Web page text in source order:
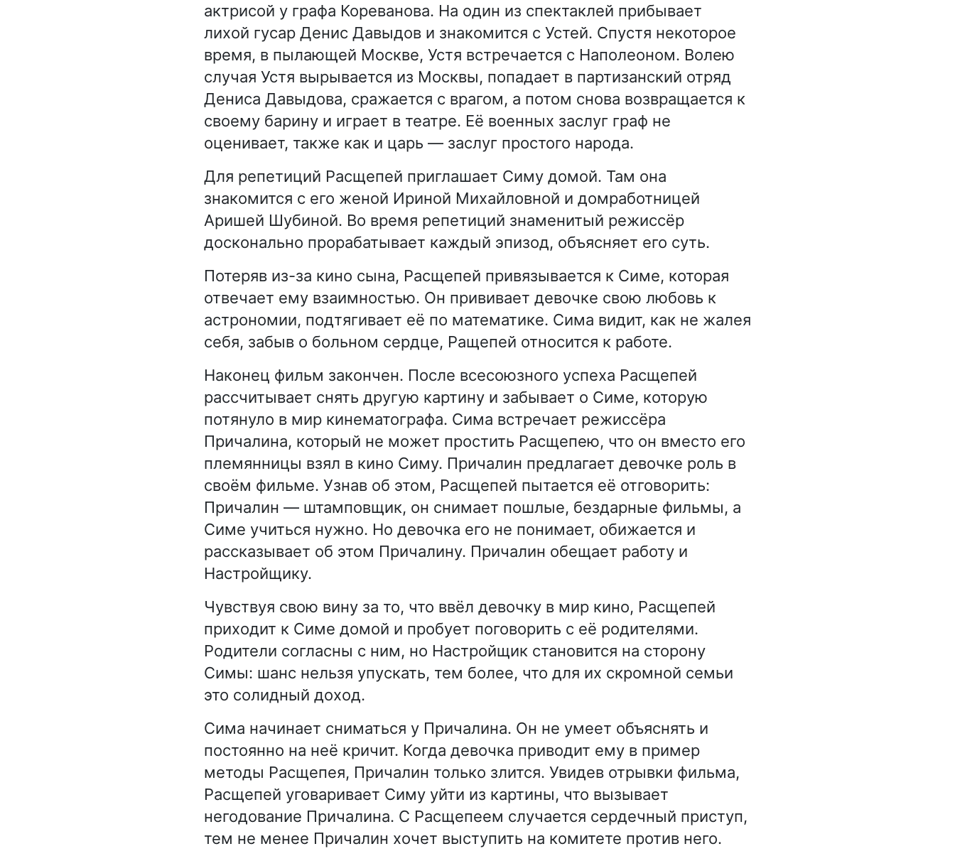
актрисой у графа Кореванова. На один из спектаклей прибывает
лихой гусар Денис Давыдов и знакомится с Устей. Спустя некоторое
время, в пылающей Москве, Устя встречается с Наполеоном. Волею
случая Устя вырывается из Москвы, попадает в партизанский отряд
Дениса Давыдова, сражается с врагом, а потом снова возвращается к
своему барину и играет в театре. Её военных заслуг граф не
оценивает, также как и царь — заслуг простого народа.
Для репетиций Расщепей приглашает Симу домой. Там она
знакомится с его женой Ириной Михайловной и домработницей
Аришей Шубиной. Во время репетиций знаменитый режиссёр
досконально прорабатывает каждый эпизод, объясняет его суть.
Потеряв из-за кино сына, Расщепей привязывается к Симе, которая
отвечает ему взаимностью. Он прививает девочке свою любовь к
астрономии, подтягивает её по математике. Сима видит, как не жалея
себя, забыв о больном сердце, Ращепей относится к работе.
Наконец фильм закончен. После всесоюзного успеха Расщепей
рассчитывает снять другую картину и забывает о Симе, которую
потянуло в мир кинематографа. Сима встречает режиссёра
Причалина, который не может простить Расщепею, что он вместо его
племянницы взял в кино Симу. Причалин предлагает девочке роль в
своём фильме. Узнав об этом, Расщепей пытается её отговорить:
Причалин — штамповщик, он снимает пошлые, бездарные фильмы, а
Симе учиться нужно. Но девочка его не понимает, обижается и
рассказывает об этом Причалину. Причалин обещает работу и
Настройщику.
Чувствуя свою вину за то, что ввёл девочку в мир кино, Расщепей
приходит к Симе домой и пробует поговорить с её родителями.
Родители согласны с ним, но Настройщик становится на сторону
Симы: шанс нельзя упускать, тем более, что для их скромной семьи
это солидный доход.
Сима начинает сниматься у Причалина. Он не умеет объяснять и
постоянно на неё кричит. Когда девочка приводит ему в пример
методы Расщепея, Причалин только злится. Увидев отрывки фильма,
Расщепей уговаривает Симу уйти из картины, что вызывает
негодование Причалина. С Расщепеем случается сердечный приступ,
тем не менее Причалин хочет выступить на комитете против него.